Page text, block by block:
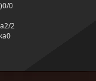
0/0
2/2
0